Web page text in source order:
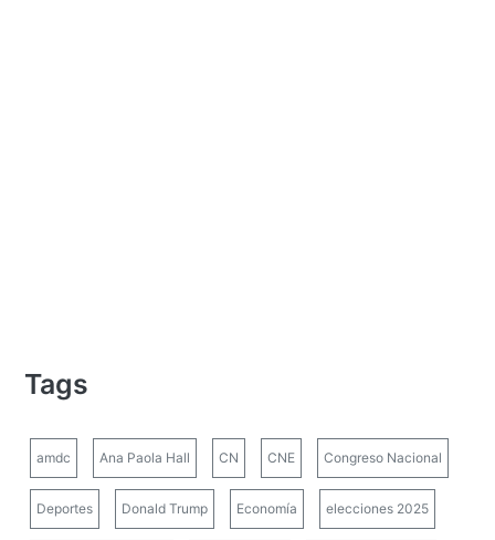
Tags
amdc Ana Paola Hall CN CNE Congreso Nacional
Deportes Donald Trump Economía elecciones 2025